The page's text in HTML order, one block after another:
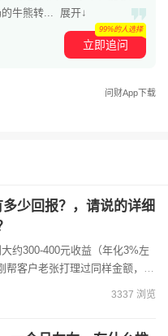
牛熊转... 展开↓
立即追问
99%的人选择
问财App下载
少回报？，请说的详细
约300-400元收益（年化3%左
帮客户老张打理过同样金额，根
最终选择日...
3337 浏览